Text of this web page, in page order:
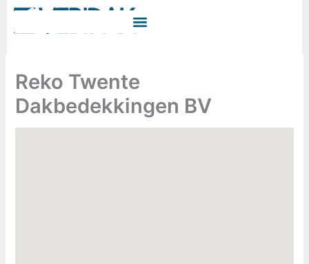
Reko Twente
Dakbedekkingen BV